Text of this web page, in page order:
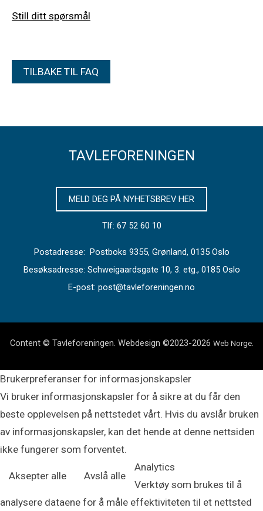
Still ditt spørsmål
TILBAKE TIL FAQ
TAVLEFORENINGEN
MELD DEG PÅ NYHETSBREV HER
Tlf: 67 52 60 10
Postadresse: Postboks 9355, Grønland, 0135 Oslo
Besøksadresse: Schweigaardsgate 10, 3. etg., 0185 Oslo
E-post: post@tavleforeningen.no
Content © Tavleforeningen. Webdesign ©2023-2026 Web Norge.
Brukerpreferanser for informasjonskapsler
Vi bruker informasjonskapsler for å sikre at du får den
beste opplevelsen på nettstedet vårt. Hvis du avslår bruken
av informasjonskapsler, kan det hende at denne nettsiden
ikke fungerer som forventet.
Aksepter alle Avslå alle
Analytics
Verktøy som brukes til å
analysere dataene for å måle effektiviteten til et nettsted